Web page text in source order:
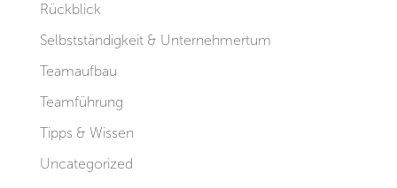
Rückblick
Selbstständigkeit & Unternehmertum
Teamaufbau
Teamführung
Tipps & Wissen
Uncategorized